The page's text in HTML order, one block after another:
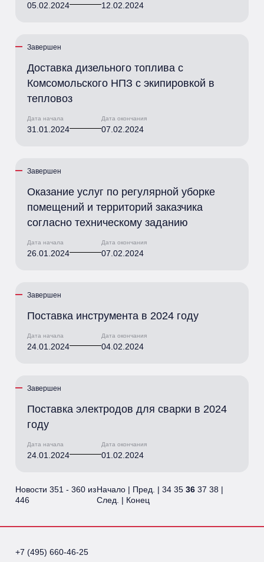
05.02.2024 12.02.2024
Завершен
Доставка дизельного топлива с
Комсомольского НПЗ с экипировкой в
тепловоз
Дата начала
31.01.2024
Дата окончания
07.02.2024
Завершен
Оказание услуг по регулярной уборке
помещений и территорий заказчика
согласно техническому заданию
Дата начала
26.01.2024
Дата окончания
07.02.2024
Завершен
Поставка инструмента в 2024 году
Дата начала
24.01.2024
Дата окончания
04.02.2024
Завершен
Поставка электродов для сварки в 2024
году
Дата начала
24.01.2024
Дата окончания
01.02.2024
Новости 351 - 360 из
446
Начало| Пред. | 34 35 36 37 38 |
След. | Конец
+7 (495) 660-46-25